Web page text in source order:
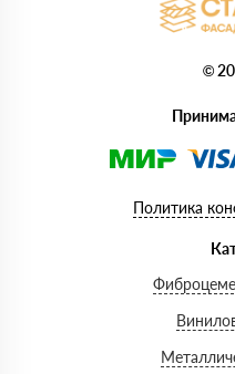
©
Политика